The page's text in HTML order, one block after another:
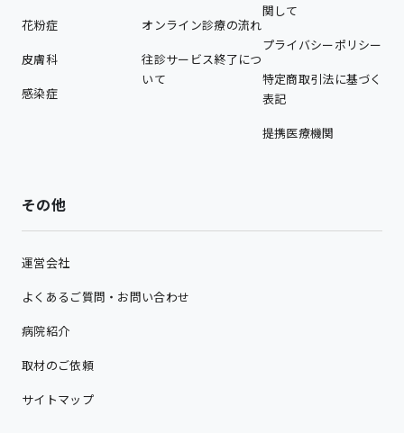
花粉症
皮膚科
感染症
オンライン診療の流れ
往診サービス終了につ
いて
関して
プライバシーポリシー
特定商取引法に基づく
表記
提携医療機関
その他
運営会社
よくあるご質問・お問い合わせ
病院紹介
取材のご依頼
サイトマップ